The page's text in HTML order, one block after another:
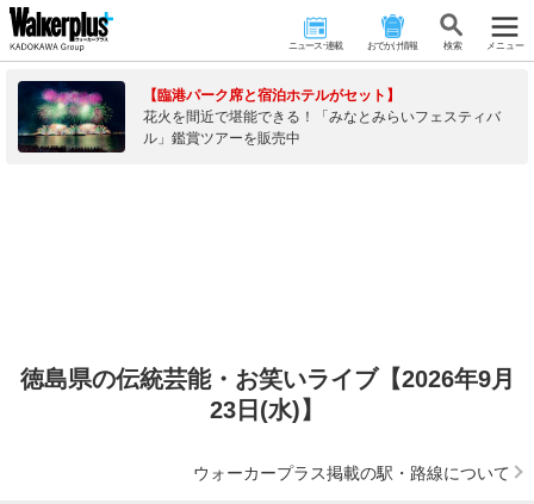
ニュース･連載 おでかけ情報 検 索 メニュー
【臨港パーク席と宿泊ホテルがセット】
花火を間近で堪能できる！「みなとみらいフェスティバ
ル」鑑賞ツアーを販売中
徳島県の伝統芸能・お笑いライブ【2026年9月
23日(水)】
ウォーカープラス掲載の駅・路線について